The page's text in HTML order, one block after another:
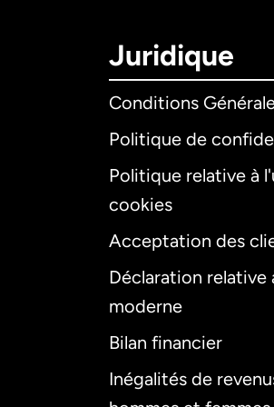
Juridique
Conditions
Politique de
Politique relative à
cookies
Acceptation des
Déclaration relative
moderne
Bilan financier
Inégalités de